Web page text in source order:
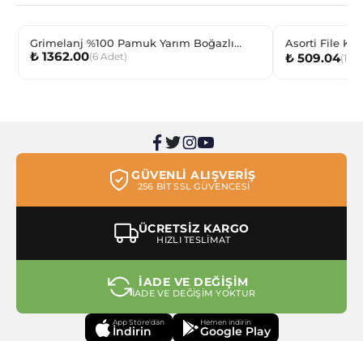
Grimelanj %100 Pamuk Yarım Boğazlı
Uzun Kollu Teenage Fanila
₺ 1362.00(6 Adet)
Asorti File Kız
₺ 509.04(12
GÜVENLİ ALIŞVERİŞ
256 BİT SSL GÜVENCESİ
ÜCRETSİZ KARGO
HIZLI TESLİMAT
İADE VE DEĞİŞİM
İADE VE DEĞİŞİM YOKTUR
App Store'dan
İndirin
Hemen indirin
Google Play